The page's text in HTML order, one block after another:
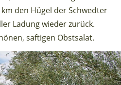
den Hügel der Schwedter
Ladung wieder zurück.
saftigen Obstsalat.